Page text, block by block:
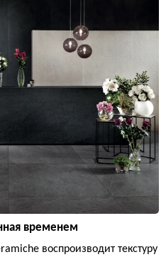
временем
воспроизводит текстуру